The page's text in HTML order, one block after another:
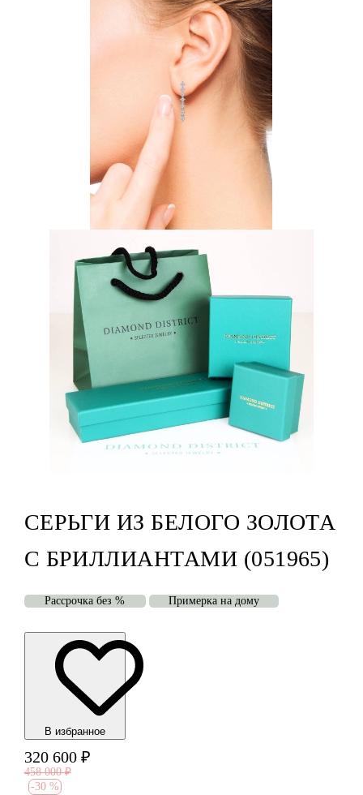
СЕРЬГИ ИЗ БЕЛОГО ЗОЛОТА
С БРИЛЛИАНТАМИ (051965)
Рассрочка без % Примерка на дому
В избранноe
320 600 ₽
458 000 ₽
-30 %